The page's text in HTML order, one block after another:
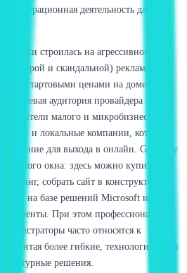
операционная деятельность давно
строилась на агрессивном
(а порой и скандальной) рекламе и
стартовыми ценами на домены и
целевая аудитория провайдера — это
малого и микробизнеса,
и локальные компании, которым
решение для выхода в онлайн. GoDaddy
одного окна: здесь можно купить
собрать сайт в конструкторе,
на базе решений Microsoft и
При этом профессиональные
часто относятся к
более гибкие, технологичные и
решения.